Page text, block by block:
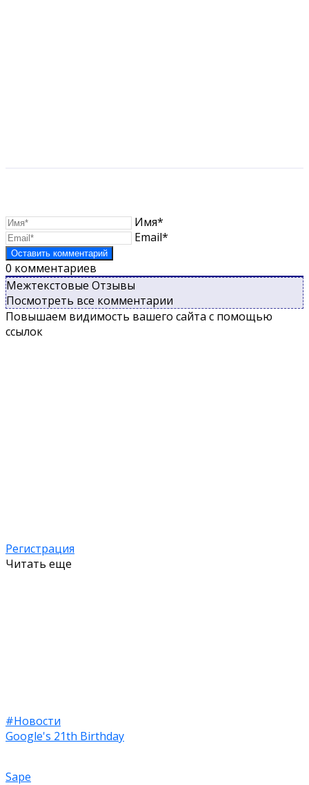
Имя*
Email*
0 комментариев
Межтекстовые Отзывы
Посмотреть все комментарии
Повышаем видимость вашего сайта с помощью
ссылок
Регистрация
Читать еще
#Новости
Google's 21th Birthday
Sape